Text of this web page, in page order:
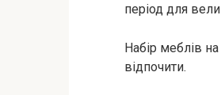
період для
Набір меблів
відпочити.